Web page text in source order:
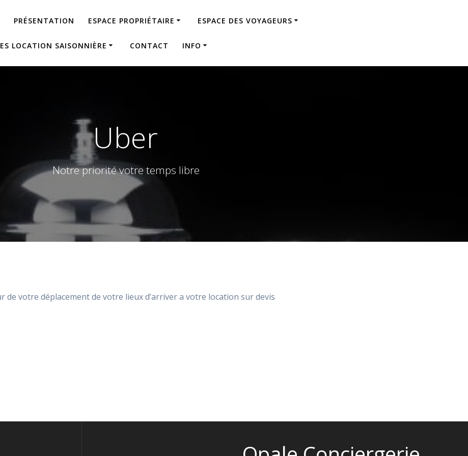
PRÉSENTATION ESPACE PROPRIÉTAIRE ESPACE DES VOYAGEURS
LOCATION SAISONNIÈRE CONTACT INFO
Uber
Notre priorité votre temps libre
votre déplacement de votre lieux d’arriver a votre location sur devis